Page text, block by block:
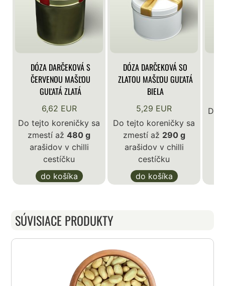
DÓZA DARČEKOVÁ S
ČERVENOU MAŠĽOU
GUĽATÁ ZLATÁ
6,62 EUR
Do tejto koreničky sa
zmestí až480 g
arašidov v chilli
cestíčku
do košíka
DÓZA DARČEKOVÁ SO
ZLATOU MAŠĽOU GUĽATÁ
BIELA
5,29 EUR
Do tejto koreničky sa
zmestí až 290 g
arašidov v chilli
cestíčku
do košíka
Do
SÚVISIACE PRODUKTY